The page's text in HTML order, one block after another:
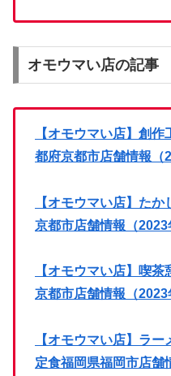
オモウマい店の記事
【オモウマい店】創
都府京都市店舗情報（
【オモウマい店】た
京都市店舗情報（2023
【オモウマい店】喫
京都市店舗情報（2023
【オモウマい店】ラ
定食福岡県福岡市店舗